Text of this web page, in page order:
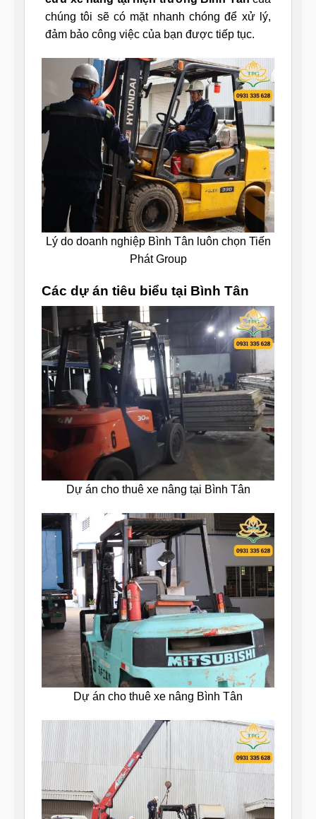
chúng tôi sẽ có mặt nhanh chóng để xử lý,
đảm bảo công việc của bạn được tiếp tục.
Lý do doanh nghiệp Bình Tân luôn chọn Tiến
Phát Group
Các dự án tiêu biểu tại Bình Tân
Dự án cho thuê xe nâng tại Bình Tân
Dự án cho thuê xe nâng Bình Tân